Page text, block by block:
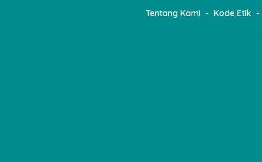
Tentang Kami Kode Etik